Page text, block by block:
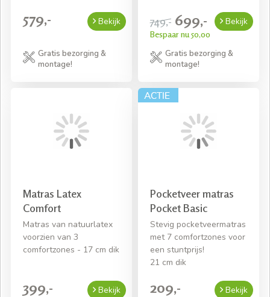
579,- Bekijk
Gratis bezorging &
montage!
749,- 699,-
Bespaar nu 50,00
Bekijk
Gratis bezorging &
montage!
Matras Latex
Comfort
Matras van natuurlatex
voorzien van 3
comfortzones - 17 cm dik
399,- Bekijk
Pocketveer matras
Pocket Basic
Stevig pocketveermatras
met 7 comfortzones voor
een stuntprijs!
21 cm dik
209,- Bekijk